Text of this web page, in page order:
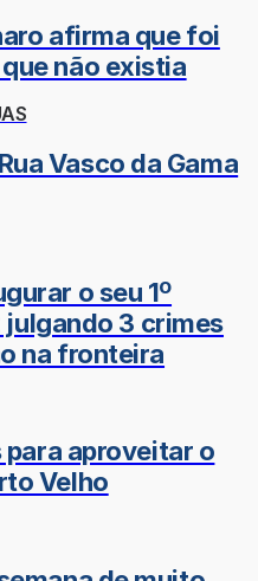
afirma que foi
não existia
Vasco da Gama
o seu 1º
julgando 3 crimes
na fronteira
aproveitar o
Velho